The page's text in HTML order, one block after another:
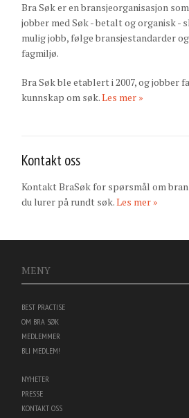
Bra Søk er en bransjeorganisasjon
jobber med Søk - betalt og organisk -
mulig jobb, følge bransjestandarder
fagmiljø.
Bra Søk ble etablert i 2007, og jobber
kunnskap om søk.Les mer »
Kontakt oss
Kontakt BraSøk for spørsmål om
du lurer på rundt søk.Les mer »
MENY
BEST PRACTISE
OM BRA SØK
MEDLEMMER
BLI MEDLEM!
NYHETER
PRESSE
KONTAKT OSS